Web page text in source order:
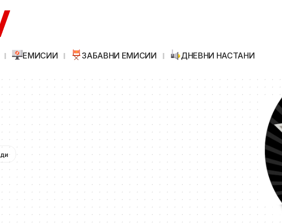
ЕМИСИИ ЗАБАВНИ ЕМИСИИ ДНЕВНИ НАСТАНИ